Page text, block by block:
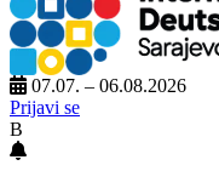
07.07. – 06.08.2026
Prijavi se
B